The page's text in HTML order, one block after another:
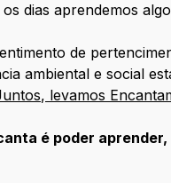
dias aprendemos
de
ambiental e social
levamos
é poder